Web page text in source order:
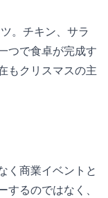
。チキン、サラ
つで食卓が完成す
もクリスマスの主
く商業イベントと
るのではなく、